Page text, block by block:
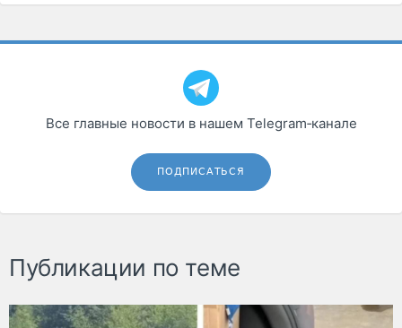
Все главные новости в нашем Telegram‑канале
ПОДПИСАТЬСЯ
Публикации по теме